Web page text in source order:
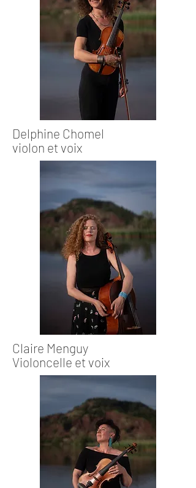
Delphine Chomel
violon et voix
Claire Menguy
Violoncelle et voix